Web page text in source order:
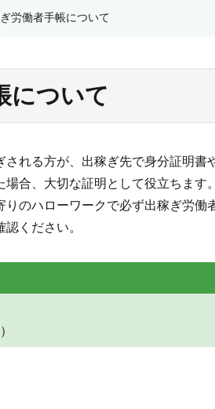
労働者手帳について
について
れる方が、出稼ぎ先で身分証明書
合、大切な証明として役立ちます。
のハローワークで必ず出稼ぎ労働
ください。